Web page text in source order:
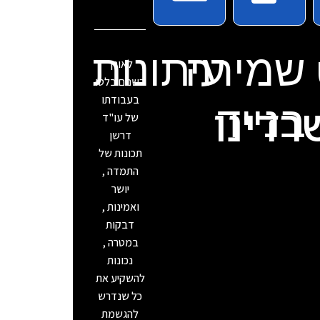
שמירה
בנייד
עיתונות
לאורך
השנים בלטו
בעבודתו
של עו"ד
דרשן
תכונות של
התמדה ,
יושר
ואמינות ,
דבקות
במטרה ,
נכונות
להשקיע את
כל שנדרש
להגשמת